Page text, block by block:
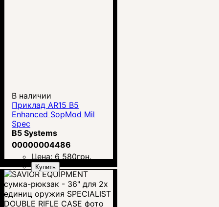
В наличии
Приклад AR15 B5
Enhanced SopMod Mil
Spec
B5 Systems
00000004486
Цена: 6 580грн.
Купить